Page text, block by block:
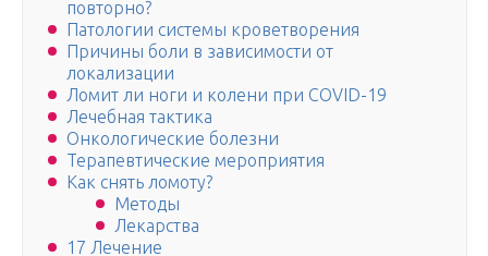
повторно?
Патологии системы кроветворения
Причины боли в зависимости от
локализации
Ломит ли ноги и колени при COVID-19
Лечебная тактика
Онкологические болезни
Терапевтические мероприятия
Как снять ломоту?
Методы
Лекарства
17 Лечение